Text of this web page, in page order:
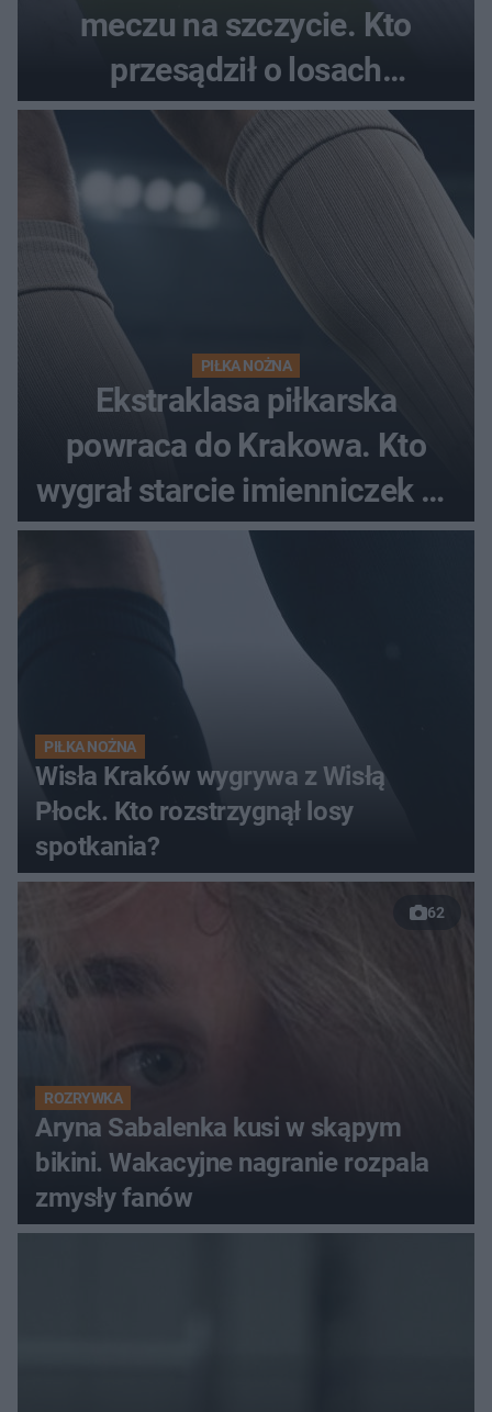
meczu na szczycie. Kto
przesądził o losach
spotkania?
PIŁKA NOŻNA
Ekstraklasa piłkarska
powraca do Krakowa. Kto
wygrał starcie imienniczek na
pełnym stadionie
PIŁKA NOŻNA
Wisła Kraków wygrywa z Wisłą
Płock. Kto rozstrzygnął losy
spotkania?
62
ROZRYWKA
Aryna Sabalenka kusi w skąpym
bikini. Wakacyjne nagranie rozpala
zmysły fanów